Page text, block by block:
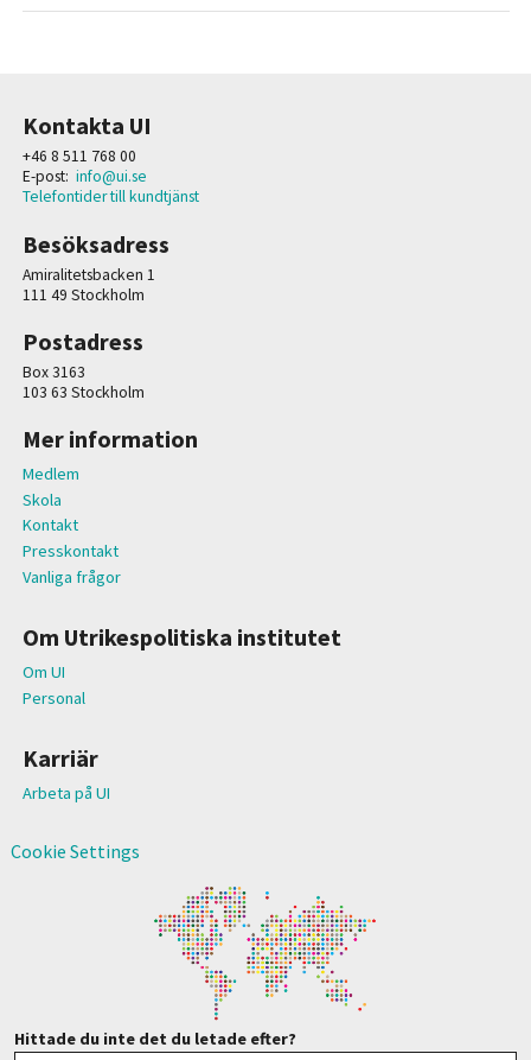
Kontakta UI
+46 8 511 768 00
E-post: info@ui.se
Telefontider till kundtjänst
Besöksadress
Amiralitetsbacken 1
111 49 Stockholm
Postadress
Box 3163
103 63 Stockholm
Mer information
Medlem
Skola
Kontakt
Presskontakt
Vanliga frågor
Om Utrikespolitiska institutet
Om UI
Personal
Karriär
Arbeta på UI
Cookie Settings
Hittade du inte det du letade efter?